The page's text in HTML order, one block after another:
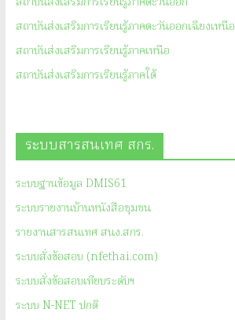
สถาบันส่งเสริมการเรียนรู้ภาคตะวันออกเฉียงเหนือ
สถาบันส่งเสริมการเรียนรู้ภาคเหนือ
สถาบันส่งเสริมการเรียนรู้ภาคใต้
ระบบสารสนเทศ สกร.
ระบบฐานข้อมูล DMIS61
ระบบรายงานบ้านหนังสือชุมชน
รายงานสารสนเทศ สนง.สกร.
ระบบสั่งข้อสอบ (nfethai.com)
ระบบสั่งข้อสอบเทียบระดับฯ
ระบบ N-NET ปกติ